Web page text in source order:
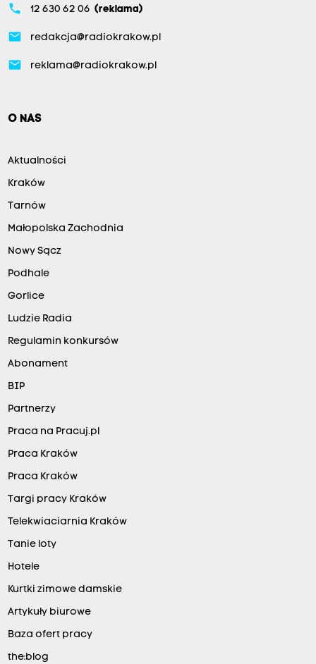
phone 12 630 62 06 (reklama)
email redakcja@radiokrakow.pl
email reklama@radiokrakow.pl
O NAS
Aktualności
Kraków
Tarnów
Małopolska Zachodnia
Nowy Sącz
Podhale
Gorlice
Ludzie Radia
Regulamin konkursów
Abonament
BIP
Partnerzy
Praca na Pracuj.pl
Praca Kraków
Praca Kraków
Targi pracy Kraków
Telekwiaciarnia Kraków
Tanie loty
Hotele
Kurtki zimowe damskie
Artykuły biurowe
Baza ofert pracy
the:blog